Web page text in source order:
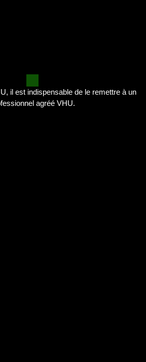
il est indispensable de le remettre à un
agréé VHU.